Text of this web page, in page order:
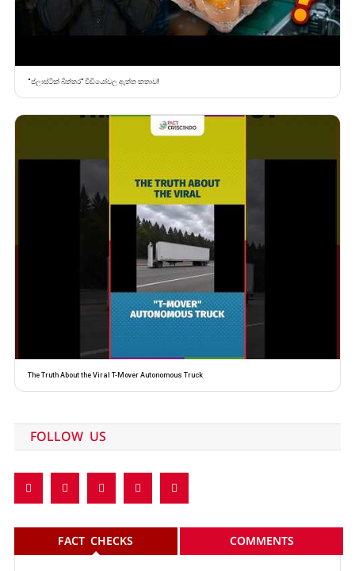
“ප්ලාස්ටික් බිත්තර” වීඩියෝවල ඇත්ත කතාව!
The Truth About the Viral T-Mover Autonomous Truck
FOLLOW US
FACT CHECKS COMMENTS